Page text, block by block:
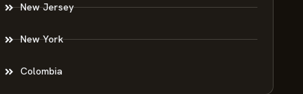
New Jersey
New York
Colombia